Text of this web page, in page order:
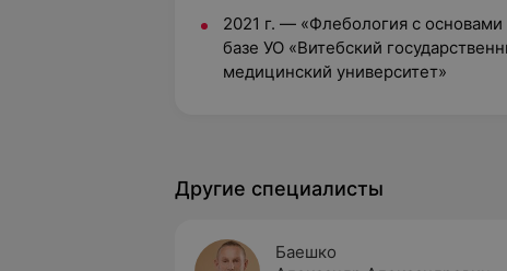
2021 г. — «Флебология с
базе УО «Витебский
медицинский университет»
Другие специалисты
Баешко